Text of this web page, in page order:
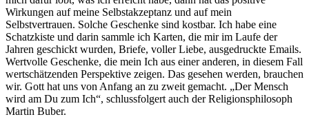
Wirkungen auf meine Selbstakzeptanz und auf mein
Selbstvertrauen. Solche Geschenke sind kostbar. Ich habe eine
Schatzkiste und darin sammle ich Karten, die mir im Laufe der
Jahren geschickt wurden, Briefe, voller Liebe, ausgedruckte Emails.
Wertvolle Geschenke, die mein Ich aus einer anderen, in diesem Fall
wertschätzenden Perspektive zeigen. Das gesehen werden, brauchen
wir. Gott hat uns von Anfang an zu zweit gemacht. „Der Mensch
wird am Du zum Ich“, schlussfolgert auch der Religionsphilosoph
Martin Buber.